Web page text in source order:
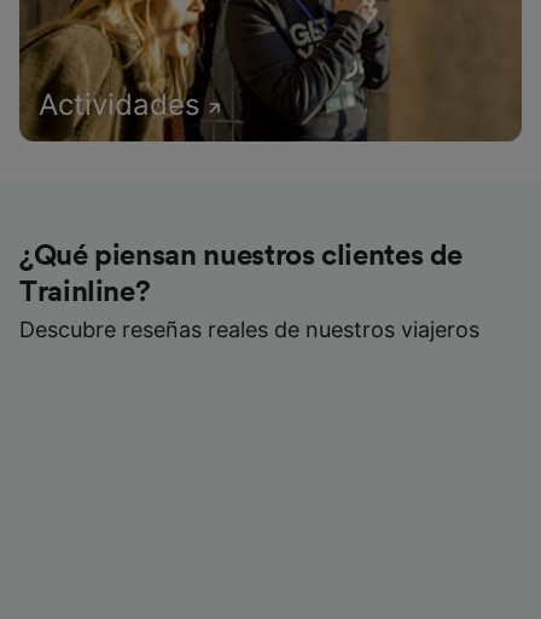
Actividades
¿Qué piensan nuestros clientes de
Trainline?
Descubre reseñas reales de nuestros viajeros